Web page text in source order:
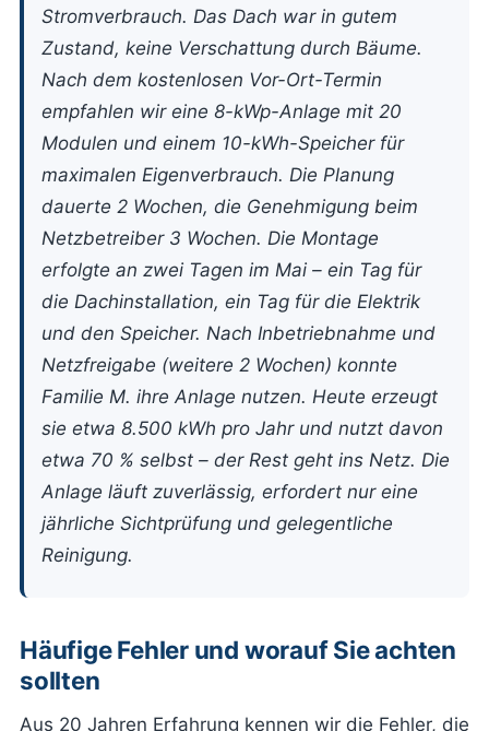
Stromverbrauch. Das Dach war in gutem
Zustand, keine Verschattung durch Bäume.
Nach dem kostenlosen Vor-Ort-Termin
empfahlen wir eine 8-kWp-Anlage mit 20
Modulen und einem 10-kWh-Speicher für
maximalen Eigenverbrauch. Die Planung
dauerte 2 Wochen, die Genehmigung beim
Netzbetreiber 3 Wochen. Die Montage
erfolgte an zwei Tagen im Mai – ein Tag für
die Dachinstallation, ein Tag für die Elektrik
und den Speicher. Nach Inbetriebnahme und
Netzfreigabe (weitere 2 Wochen) konnte
Familie M. ihre Anlage nutzen. Heute erzeugt
sie etwa 8.500 kWh pro Jahr und nutzt davon
etwa 70 % selbst – der Rest geht ins Netz. Die
Anlage läuft zuverlässig, erfordert nur eine
jährliche Sichtprüfung und gelegentliche
Reinigung.
Häufige Fehler und worauf Sie achten
sollten
Aus 20 Jahren Erfahrung kennen wir die Fehler, die